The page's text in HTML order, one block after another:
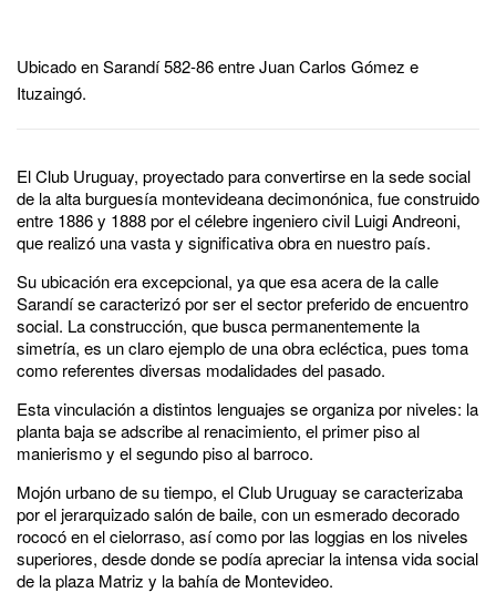
Ubicado en Sarandí 582-86 entre Juan Carlos Gómez e
Ituzaingó.
El Club Uruguay, proyectado para convertirse en la sede social
de la alta burguesía montevideana decimonónica, fue construido
entre 1886 y 1888 por el célebre ingeniero civil Luigi Andreoni,
que realizó una vasta y significativa obra en nuestro país.
Su ubicación era excepcional, ya que esa acera de la calle
Sarandí se caracterizó por ser el sector preferido de encuentro
social. La construcción, que busca permanentemente la
simetría, es un claro ejemplo de una obra ecléctica, pues toma
como referentes diversas modalidades del pasado.
Esta vinculación a distintos lenguajes se organiza por niveles: la
planta baja se adscribe al renacimiento, el primer piso al
manierismo y el segundo piso al barroco.
Mojón urbano de su tiempo, el Club Uruguay se caracterizaba
por el jerarquizado salón de baile, con un esmerado decorado
rococó en el cielorraso, así como por las loggias en los niveles
superiores, desde donde se podía apreciar la intensa vida social
de la plaza Matriz y la bahía de Montevideo.